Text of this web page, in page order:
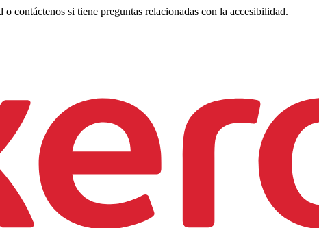
contáctenos si tiene preguntas relacionadas con la accesibilidad.